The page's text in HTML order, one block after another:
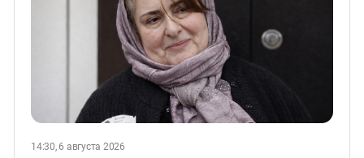
14:30, 6 августа 2026